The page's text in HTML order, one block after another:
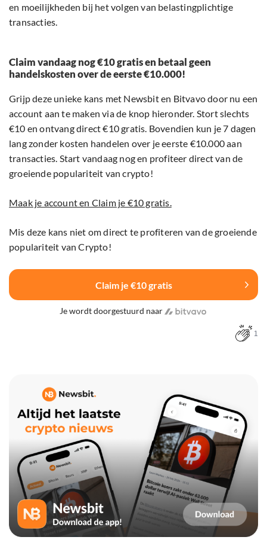
en moeilijkheden bij het volgen van belastingplichtige
transacties.
Claim vandaag nog €10 gratis en betaal geen
handelskosten over de eerste €10.000!
Grijp deze unieke kans met Newsbit en Bitvavo door nu een
account aan te maken via de knop hieronder. Stort slechts
€10 en ontvang direct €10 gratis. Bovendien kun je 7 dagen
lang zonder kosten handelen over je eerste €10.000 aan
transacties. Start vandaag nog en profiteer direct van de
groeiende populariteit van crypto!
Maak je account en Claim je €10 gratis.
Mis deze kans niet om direct te profiteren van de groeiende
populariteit van Crypto!
Claim je €10 gratis
Je wordt doorgestuurd naar
1